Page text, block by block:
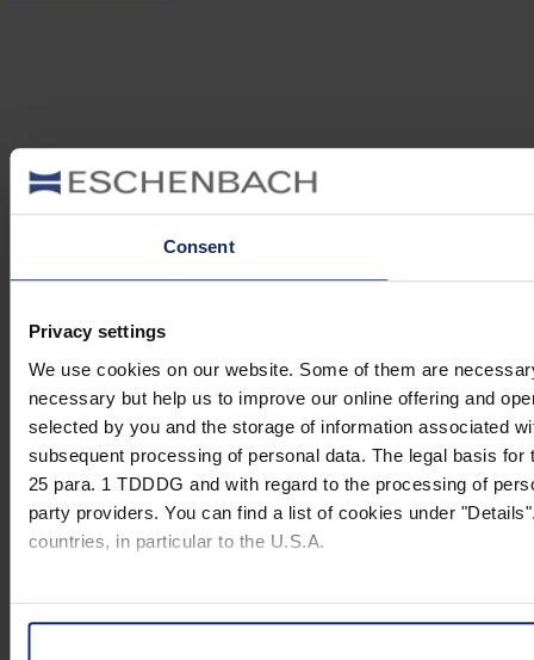
Consent
Privacy settings
We use cookies on our website. Some of them are
necessary but help us to improve our online offering and
selected by you and the storage of information associated
subsequent processing of personal data. The legal basis
25 para. 1 TDDDG and with regard to the processing of
party providers. You can find a list of cookies under
countries, in particular to the U.S.A.
You can consent to the use of non-essential cookies by